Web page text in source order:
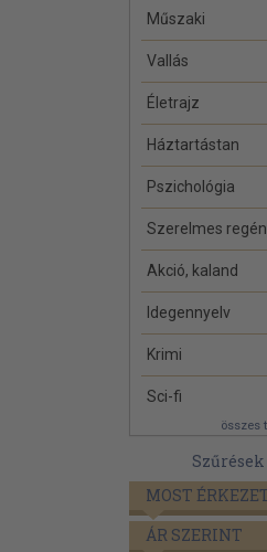
Műszaki
Vallás
Életrajz
Háztartástan
Pszichológia
Szerelmes
Akció, kaland
Idegennyelv
Krimi
Sci-fi
összes
Szűrések
MOST
ÁR SZERINT